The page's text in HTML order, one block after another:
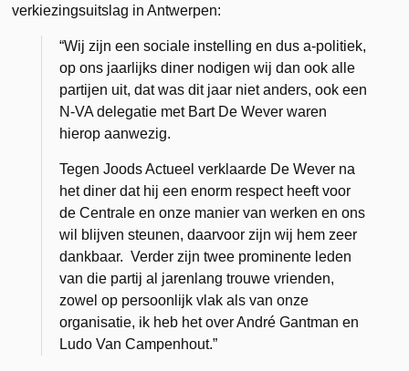
verkiezingsuitslag in Antwerpen:
“Wij zijn een sociale instelling en dus a-politiek,
op ons jaarlijks diner nodigen wij dan ook alle
partijen uit, dat was dit jaar niet anders, ook een
N-VA delegatie met Bart De Wever waren
hierop aanwezig.
TegenJoods Actueel verklaarde De Wever na
het diner dat hij een enorm respect heeft voor
de Centrale en onze manier van werken en ons
wil blijven steunen, daarvoor zijn wij hem zeer
dankbaar. Verder zijn twee prominente leden
van die partij al jarenlang trouwe vrienden,
zowel op persoonlijk vlak als van onze
organisatie, ik heb het over André Gantman en
Ludo Van Campenhout.”